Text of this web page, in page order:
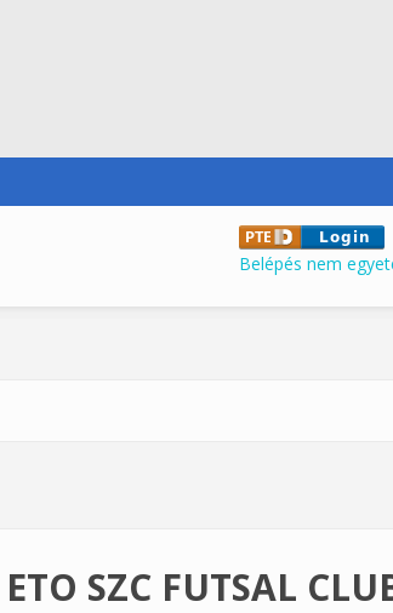
Belépés nem
SZC FUTSAL